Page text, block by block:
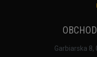
Garbiarska 8,